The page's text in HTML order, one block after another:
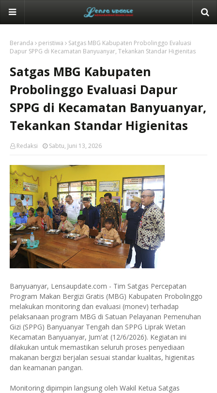
Beranda peristiwa
Satgas MBG Kabupaten Probolinggo Evaluasi
Dapur SPPG di Kecamatan Banyuanyar, Tekankan Standar Higienitas
Satgas MBG Kabupaten
Probolinggo Evaluasi Dapur
SPPG di Kecamatan Banyuanyar,
Tekankan Standar Higienitas
Redaksi Sabtu, Juni 13, 2026
Banyuanyar, Lensaupdate.com - Tim Satgas Percepatan
Program Makan Bergizi Gratis (MBG) Kabupaten Probolinggo
melakukan monitoring dan evaluasi (monev) terhadap
pelaksanaan program MBG di Satuan Pelayanan Pemenuhan
Gizi (SPPG) Banyuanyar Tengah dan SPPG Liprak Wetan
Kecamatan Banyuanyar, Jum'at (12/6/2026). Kegiatan ini
dilakukan untuk memastikan seluruh proses penyediaan
makanan bergizi berjalan sesuai standar kualitas, higienitas
dan keamanan pangan.
Monitoring dipimpin langsung oleh Wakil Ketua Satgas